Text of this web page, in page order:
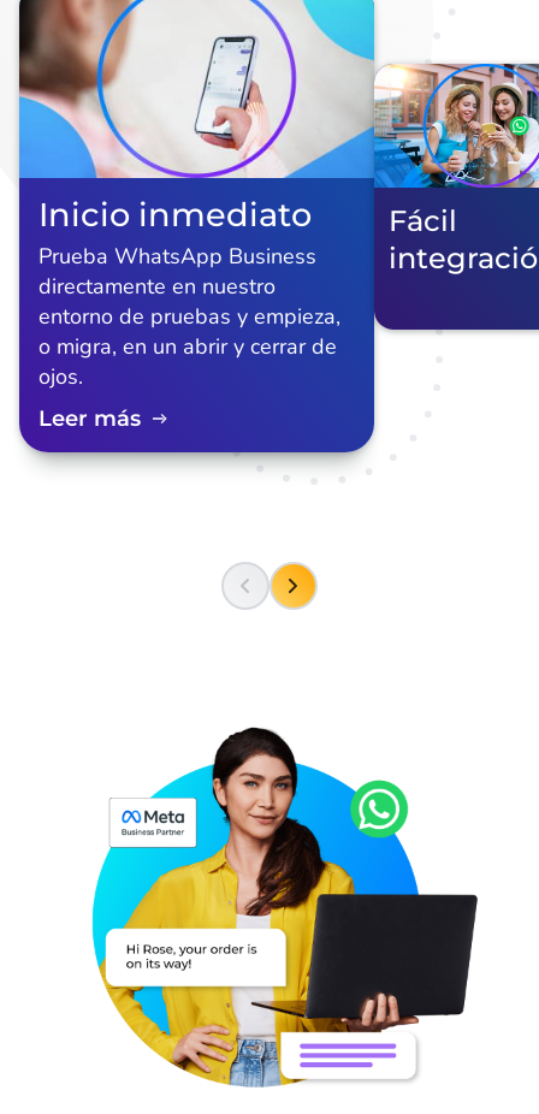
Inicio inmediato
Prueba WhatsApp Business
directamente en nuestro
entorno de pruebas y empieza,
o migra, en un abrir y cerrar de
ojos.
Leer más
Fácil